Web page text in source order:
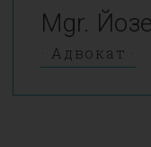
Mgr.
Адвокат